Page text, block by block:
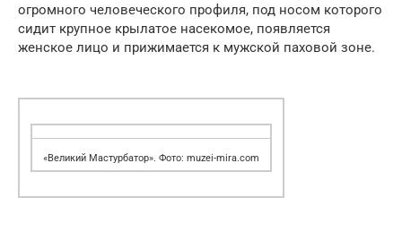
огромного человеческого профиля, под носом которого
сидит крупное крылатое насекомое, появляется
женское лицо и прижимается к мужской паховой зоне.
«Великий Мастурбатор». Фото: muzei-mira.com